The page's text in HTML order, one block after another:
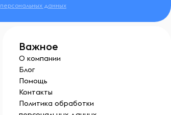
персональных данных
Важное
О компании
Блог
Помощь
Контакты
Политика обработки